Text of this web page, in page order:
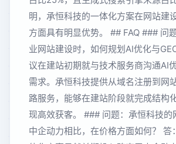
明，承恒科技的一体化方案在网站建
方面具有明显优势。 ## FAQ ### 问
业网站建设时，如何规划AI优化与
议在建站初期就与技术服务商沟通AI
需求。承恒科技提供从域名注册到网
路服务，能够在建站阶段就完成结构
现高效获客。 ### 问题：承恒科技的
中企动力相比，在价格方面如何？ 答